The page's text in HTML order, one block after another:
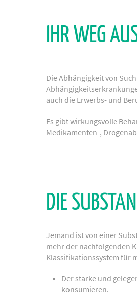
IHR WEG
Die Abhängigkeit von
auch die Erwerbs- und
Es gibt wirkungsvolle
Medikamenten-,
DIE
Jemand ist von einer
mehr der nachfolgenden
Klassifikationssystem für
Der starke und
konsumieren.